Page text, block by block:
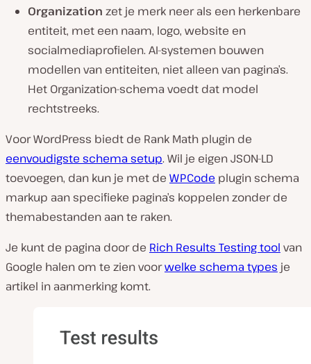
Organization zet je merk neer als een herkenbare
entiteit, met een naam, logo, website en
socialmediaprofielen. AI-systemen bouwen
modellen van entiteiten, niet alleen van pagina’s.
Het Organization-schema voedt dat model
rechtstreeks.
Voor WordPress biedt de Rank Math plugin de
eenvoudigste schema setup. Wil je eigen JSON-LD
toevoegen, dan kun je met de WPCode plugin schema
markup aan specifieke pagina’s koppelen zonder de
themabestanden aan te raken.
Je kunt de pagina door de Rich Results Testing tool van
Google halen om te zien voorwelke schema types je
artikel in aanmerking komt.